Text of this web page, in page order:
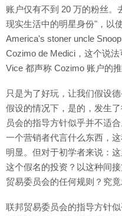
账户仅有不到 20 万的粉丝。
现实生活中的明星身份"，以
America's stoner uncle
Cozimo de Medici，这个说
Vice 都声称 Cozimo 账户的
只是为了好玩，让我们假设
假设的情况下，是的，发生
员会的指导方针似乎并不适
一个营销者代言什么东西，
明显。但对于初学者来说：
这个假名的投资？以这种间
贸易委员会的任何规则？究
联邦贸易委员会的指导方针